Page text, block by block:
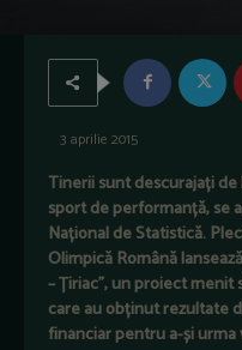
3 aprilie 2015
Tinerii sunt descurajați
sport de performanță, se
Național de Statistică.
Olimpică Română
– Țiriac”, un proiect
care au obținut rezultate
financiar pentru a-și urma